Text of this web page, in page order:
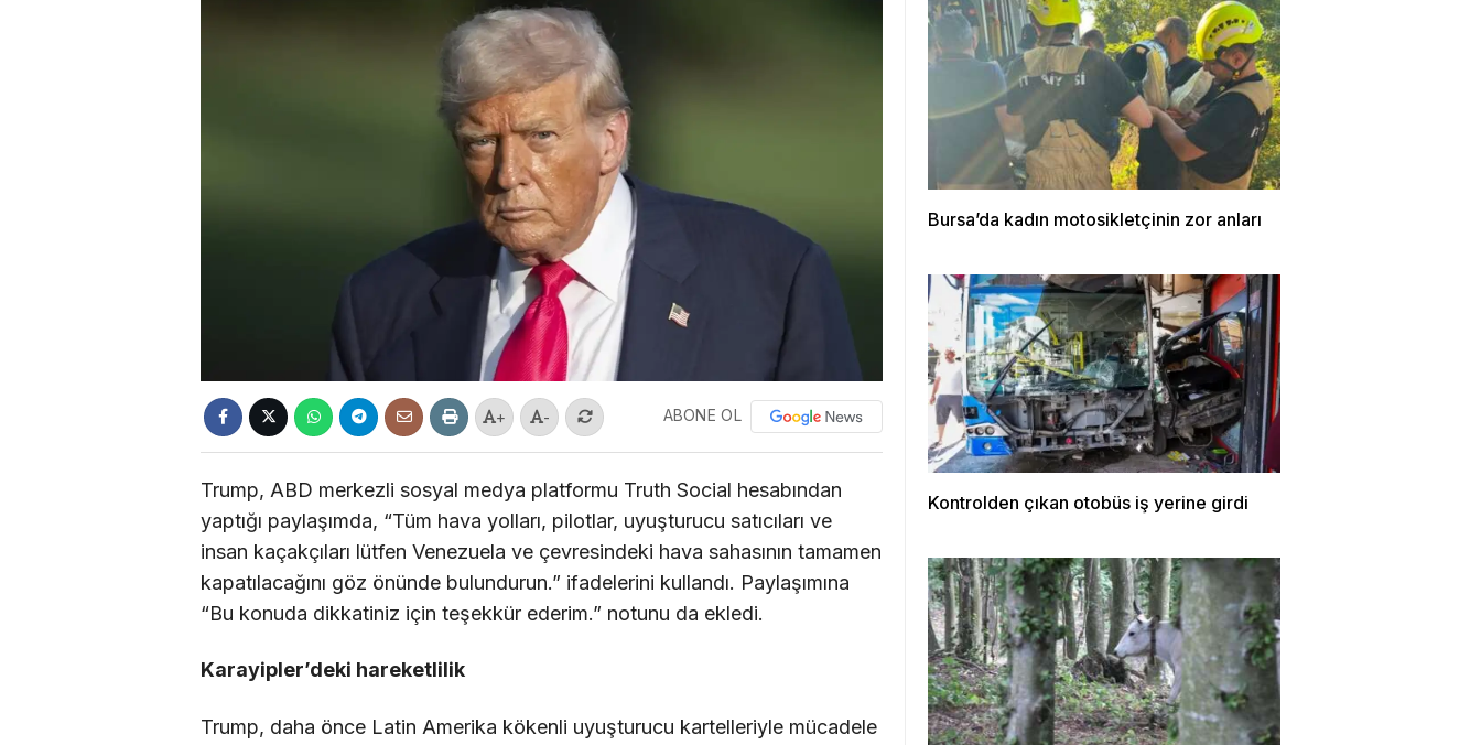
+ - ABONE OL
Trump, ABD merkezli sosyal medya platformu Truth Social hesabından
yaptığı paylaşımda, “Tüm hava yolları, pilotlar, uyuşturucu satıcıları ve
insan kaçakçıları lütfen Venezuela ve çevresindeki hava sahasının tamamen
kapatılacağını göz önünde bulundurun.” ifadelerini kullandı. Paylaşımına
“Bu konuda dikkatiniz için teşekkür ederim.” notunu da ekledi.
Karayipler’deki hareketlilik
Trump, daha önce Latin Amerika kökenli uyuşturucu kartelleriyle mücadele
Bursa’da kadın motosikletçinin zor anları
Kontrolden çıkan otobüs iş yerine girdi